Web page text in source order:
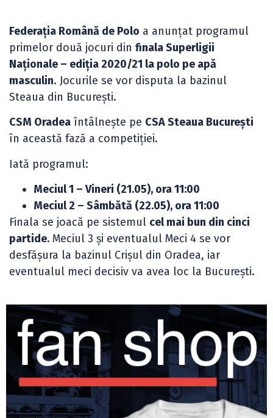
Federația Română de Polo a anunțat programul
primelor două jocuri din finala Superligii
Naționale – ediția 2020/21 la polo pe apă
masculin. Jocurile se vor disputa la bazinul
Steaua din București.
CSM Oradea întâlnește pe CSA Steaua București
în această fază a competiției.
Iată programul:
Meciul 1 – Vineri (21.05), ora 11:00
Meciul 2 – Sâmbătă (22.05), ora 11:00
Finala se joacă pe sistemul cel mai bun din cinci
partide. Meciul 3 și eventualul Meci 4 se vor
desfășura la bazinul Crișul din Oradea, iar
eventualul meci decisiv va avea loc la București.